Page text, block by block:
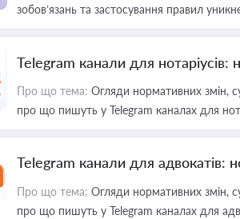
зобов’язань та застосування правил
Telegram канали для нотаріусів:
Про що тема: Огляди нормативних змін,
про що пишуть у Telegram каналах для
Telegram канали для адвокатів:
Про що тема: Огляди нормативних змін,
про що пишуть у Telegram каналах для